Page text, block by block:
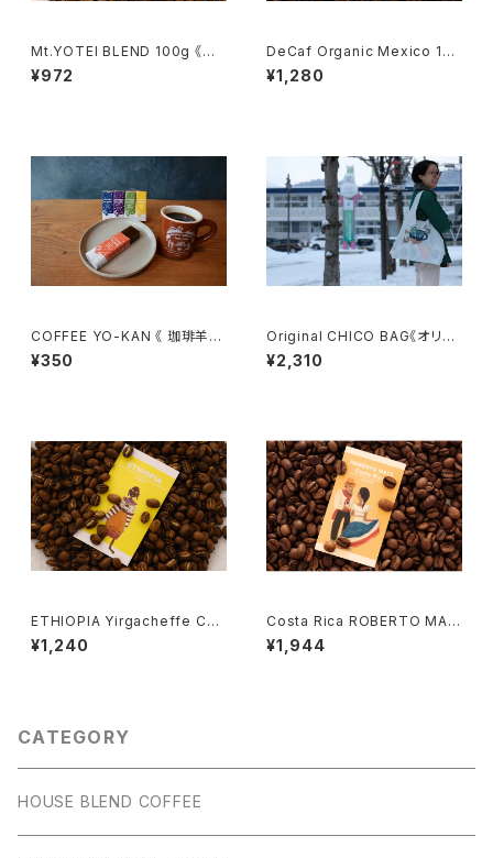
Mt.YOTEI BLEND 100g 《ヨ
ウテイブレンド 100g 》
¥972
DeCaf Organic Mexico 100
g 《デカフェ・オーガニック・メキ
シコ 100g 》
¥1,280
COFFEE YO-KAN 《 珈琲羊羹
》
¥350
Original CHICO BAG《オリジ
ナルチャコバック》
¥2,310
ETHIOPIA Yirgacheffe Che
lchele Washed 100g 《イル
ガチェフェ・チェルチェレ・ウォッ
¥1,240
Costa Rica ROBERTO MAT
A 100g《コスタリカ・ロベルトマ
タ 100g 》
¥1,944
CATEGORY
HOUSE BLEND COFFEE